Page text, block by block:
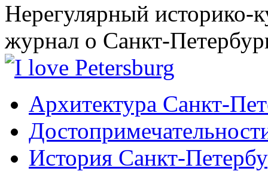
Нерегулярный историко-
журнал о Санкт-
Архитектура Санкт-
История Санкт-